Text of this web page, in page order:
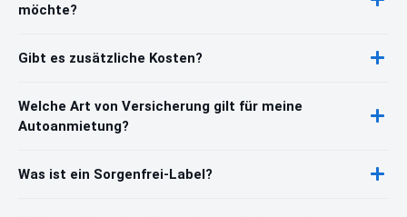
möchte?
Gibt es zusätzliche Kosten?
Welche Art von Versicherung gilt für meine
Autoanmietung?
Was ist ein Sorgenfrei-Label?